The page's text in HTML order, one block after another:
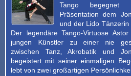
Tango begegnet
Präsentation dem
und der Lido Tänzerin
Der legendäre Tango-Virtuose
jungen Künstler zu einer nie
zwischen Tanz, Akrobatik und
begeistert mit seiner einmaligen
lebt von zwei großartigen